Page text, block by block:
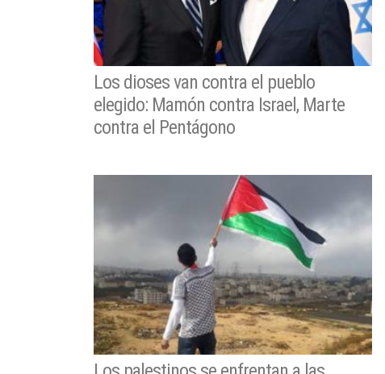
Los dioses van contra el pueblo
elegido: Mamón contra Israel, Marte
contra el Pentágono